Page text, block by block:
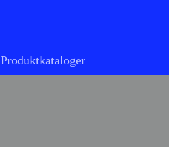
Produktkataloger